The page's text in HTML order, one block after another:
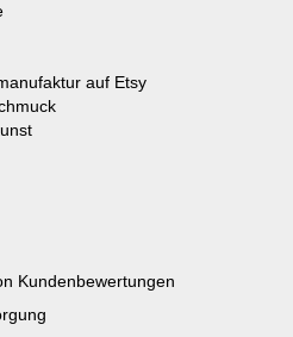
auf Etsy
Kundenbewertungen